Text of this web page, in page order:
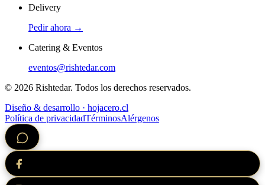
Delivery
Pedir ahora →
Catering & Eventos
eventos@rishtedar.com
© 2026 Rishtedar. Todos los derechos reservados.
Diseño & desarrollo · hojacero.cl
Política de privacidadTérminosAlérgenos